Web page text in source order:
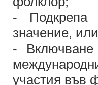
- Подкрепа
значение,
-
участия във